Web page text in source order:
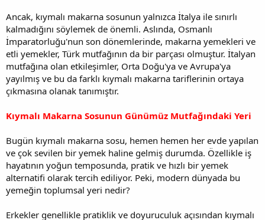
Ancak, kıymalı makarna sosunun yalnızca İtalya ile sınırlı
kalmadığını söylemek de önemli. Aslında, Osmanlı
İmparatorluğu'nun son dönemlerinde, makarna yemekleri ve
etli yemekler, Türk mutfağının da bir parçası olmuştur. İtalyan
mutfağına olan etkileşimler, Orta Doğu'ya ve Avrupa'ya
yayılmış ve bu da farklı kıymalı makarna tariflerinin ortaya
çıkmasına olanak tanımıştır.
Kıymalı Makarna Sosunun Günümüz Mutfağındaki Yeri
Bugün kıymalı makarna sosu, hemen hemen her evde yapılan
ve çok sevilen bir yemek haline gelmiş durumda. Özellikle iş
hayatının yoğun temposunda, pratik ve hızlı bir yemek
alternatifi olarak tercih ediliyor. Peki, modern dünyada bu
yemeğin toplumsal yeri nedir?
Erkekler genellikle pratiklik ve doyuruculuk açısından kıymalı